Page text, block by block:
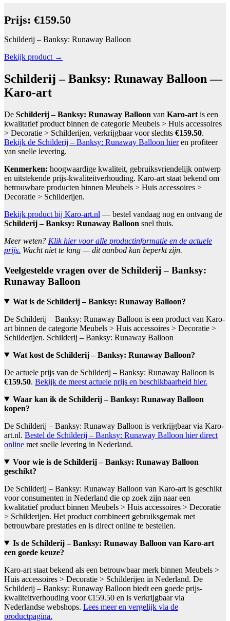
Prijs: €159.50
Schilderij – Banksy: Runaway Balloon
Bekijk product →
Schilderij – Banksy: Runaway Balloon —
Karo-art
De Schilderij – Banksy: Runaway Balloon van Karo-art is een
kwalitatief product binnen de categorie Meubels > Huis accessoires
> Decoratie > Schilderijen, verkrijgbaar voor slechts €159.50.
Bekijk de Schilderij – Banksy: Runaway Balloon hieren profiteer
van snelle levering.
Kenmerken: hoogwaardige kwaliteit, gebruiksvriendelijk ontwerp
en uitstekende prijs-kwaliteitverhouding. Karo-art staat bekend om
betrouwbare producten binnen Meubels > Huis accessoires >
Decoratie > Schilderijen.
Bekijk product bij Karo-art.nl — bestel vandaag nog en ontvang de
Schilderij – Banksy: Runaway Balloon snel thuis.
Meer weten? Klik hier voor alle productinformatie en de actuele
prijs. Wacht niet te lang — dit aanbod kan beperkt zijn.
Veelgestelde vragen over de Schilderij – Banksy:
Runaway Balloon
Wat is de Schilderij – Banksy: Runaway Balloon?
De Schilderij – Banksy: Runaway Balloon is een product van Karo-
art binnen de categorie Meubels > Huis accessoires > Decoratie >
Schilderijen. Schilderij – Banksy: Runaway Balloon
Wat kost de Schilderij – Banksy: Runaway Balloon?
De actuele prijs van de Schilderij – Banksy: Runaway Balloon is
€159.50. Bekijk de meest actuele prijs en beschikbaarheid hier.
Waar kan ik de Schilderij – Banksy: Runaway Balloon
kopen?
De Schilderij – Banksy: Runaway Balloon is verkrijgbaar via Karo-
art.nl. Bestel de Schilderij – Banksy: Runaway Balloon hier direct
online met snelle levering in Nederland.
Voor wie is de Schilderij – Banksy: Runaway Balloon
geschikt?
De Schilderij – Banksy: Runaway Balloon van Karo-art is geschikt
voor consumenten in Nederland die op zoek zijn naar een
kwalitatief product binnen Meubels > Huis accessoires > Decoratie
> Schilderijen. Het product combineert gebruiksgemak met
betrouwbare prestaties en is direct online te bestellen.
Is de Schilderij – Banksy: Runaway Balloon van Karo-art
een goede keuze?
Karo-art staat bekend als een betrouwbaar merk binnen Meubels >
Huis accessoires > Decoratie > Schilderijen in Nederland. De
Schilderij – Banksy: Runaway Balloon biedt een goede prijs-
kwaliteitverhouding voor €159.50 en is verkrijgbaar via
Nederlandse webshops. Lees meer en vergelijk via de
productpagina.